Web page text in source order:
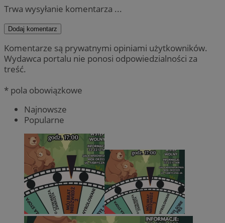
Trwa wysyłanie komentarza ...
Dodaj komentarz
Komentarze są prywatnymi opiniami użytkowników.
Wydawca portalu nie ponosi odpowiedzialności za
treść.
* pola obowiązkowe
Najnowsze
Popularne